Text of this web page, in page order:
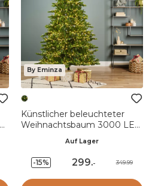
By Eminza
Künstlicher beleuchteter
Weihnachtsbaum 3000 LED
Nordmann Tannengrün
Auf Lager
-15% 299.- 349.99